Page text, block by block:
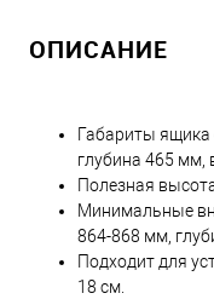
ОПИСАНИЕ
Габариты
глубина 465 мм,
Полезная
Минимальные
864-868 мм,
Подходит для
18 см.